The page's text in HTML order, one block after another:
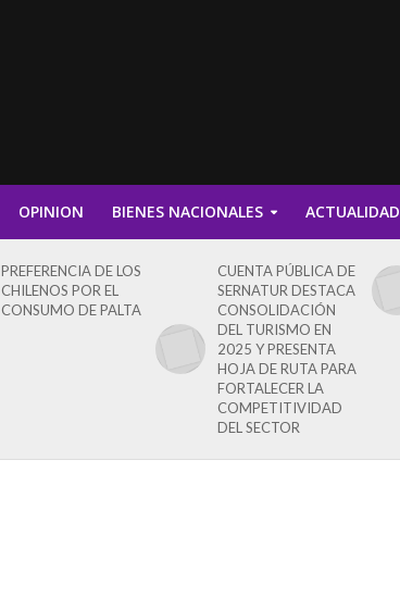
OPINION BIENES NACIONALES ACTUALIDAD
PREFERENCIA DE LOS
CHILENOS POR EL
CONSUMO DE PALTA
CUENTA PÚBLICA DE
SERNATUR DESTACA
CONSOLIDACIÓN
DEL TURISMO EN
2025 Y PRESENTA
HOJA DE RUTA PARA
FORTALECER LA
COMPETITIVIDAD
DEL SECTOR